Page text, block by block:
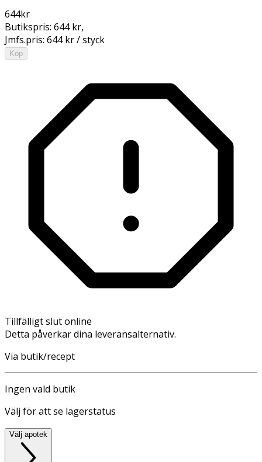
644kr
Butikspris: 644 kr,
Jmfs.pris: 644 kr / styck
Köp
Tillfälligt slut online
Detta påverkar dina leveransalternativ.
Via butik/recept
Ingen vald butik
Välj för att se lagerstatus
Välj apotek